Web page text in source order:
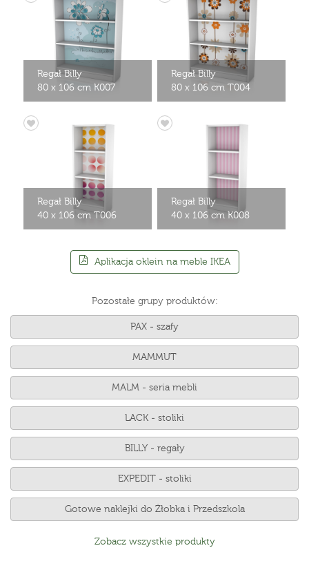
Regał Billy
80 x 106 cm K007
Regał Billy
80 x 106 cm T004
Regał Billy
40 x 106 cm T006
Regał Billy
40 x 106 cm K008
Aplikacja oklein na meble IKEA
Pozostałe grupy produktów:
PAX - szafy
MAMMUT
MALM - seria mebli
LACK - stoliki
BILLY - regały
EXPEDIT - stoliki
Gotowe naklejki do Żłobka i Przedszkola
Zobacz wszystkie produkty